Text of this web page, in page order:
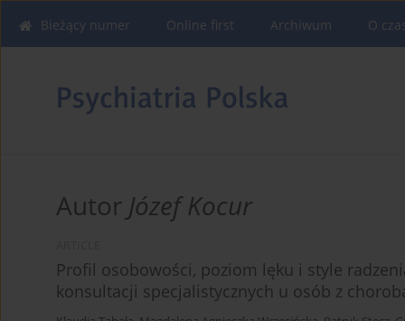
Bieżący numer Online first Archiwum O
Autor Józef Kocur
Profil osobowości, poziom lęku i style
konsultacji specjalistycznych u osób z